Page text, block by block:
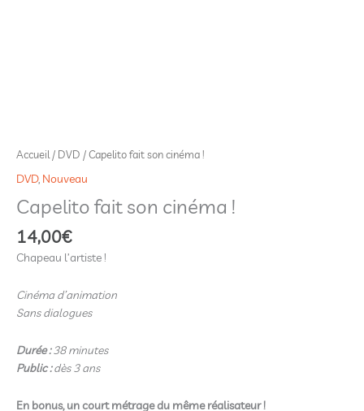
Accueil / DVD / Capelito fait son cinéma !
DVD, Nouveau
Capelito fait son cinéma !
14,00€
Chapeau l’artiste !
Cinéma d’animation
Sans dialogues
Durée :38 minutes
Public :dès 3 ans
En bonus, un court métrage du même réalisateur !